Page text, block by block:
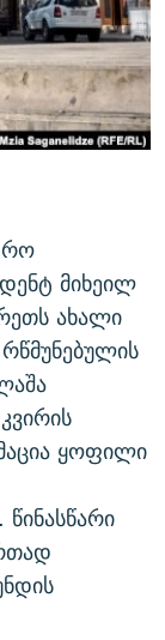
მიხეილ
ახალი
ყოფილი